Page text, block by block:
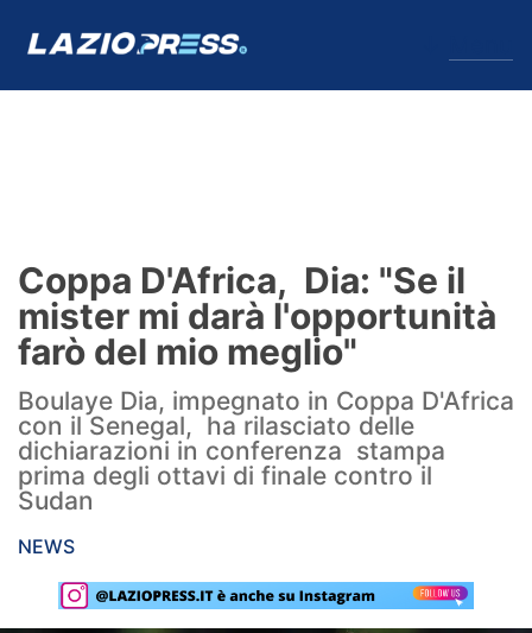
Formello
Infortuni
Primavera
Calciomercato
Lazio Women
Social
Coppa D'Africa, Dia: "Se il
mister mi darà l'opportunità
farò del mio meglio"
Boulaye Dia, impegnato in Coppa D'Africa
con il Senegal, ha rilasciato delle
dichiarazioni in conferenza stampa
prima degli ottavi di finale contro il
Sudan
NEWS